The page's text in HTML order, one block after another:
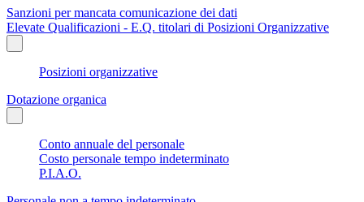
Sanzioni per mancata comunicazione dei dati
Elevate Qualificazioni - E.Q. titolari di Posizioni Organizzative
Posizioni organizzative
Dotazione organica
Conto annuale del personale
Costo personale tempo indeterminato
P.I.A.O.